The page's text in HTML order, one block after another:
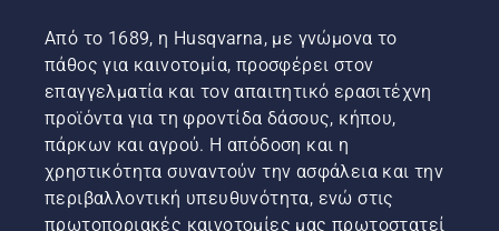
Από το 1689, η Husqvarna, με γνώμονα το
πάθος για καινοτομία, προσφέρει στον
επαγγελματία και τον απαιτητικό ερασιτέχνη
προϊόντα για τη φροντίδα δάσους, κήπου,
πάρκων και αγρού. Η απόδοση και η
χρηστικότητα συναντούν την ασφάλεια και την
περιβαλλοντική υπευθυνότητα, ενώ στις
πρωτοποριακές καινοτομίες μας πρωτοστατεί